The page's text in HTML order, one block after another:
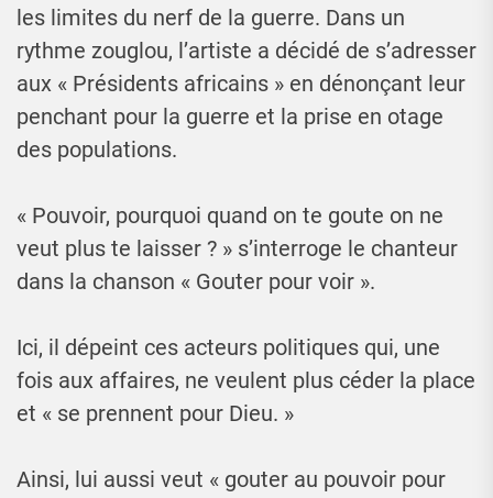
les limites du nerf de la guerre. Dans un
rythme zouglou, l’artiste a décidé de s’adresser
aux « Présidents africains » en dénonçant leur
penchant pour la guerre et la prise en otage
des populations.
« Pouvoir, pourquoi quand on te goute on ne
veut plus te laisser ? » s’interroge le chanteur
dans la chanson « Gouter pour voir ».
Ici, il dépeint ces acteurs politiques qui, une
fois aux affaires, ne veulent plus céder la place
et « se prennent pour Dieu. »
Ainsi, lui aussi veut « gouter au pouvoir pour